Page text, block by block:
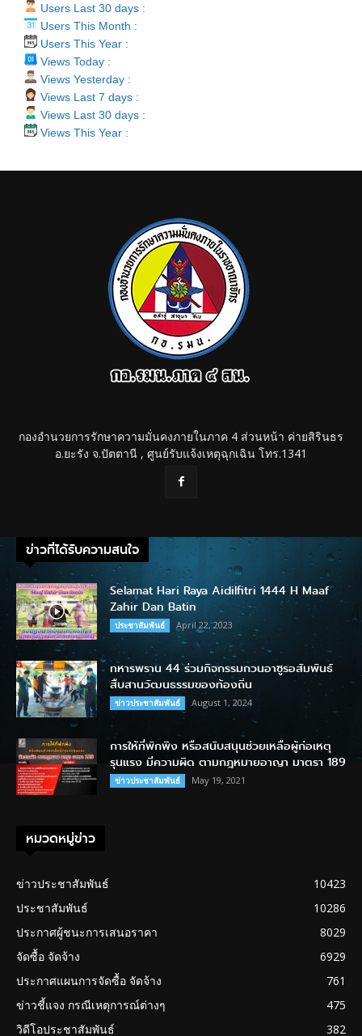
Users Last 30 days :
Users This Month :
Users This Year :
Views Today :
Views Yesterday :
Views Last 7 days :
Views Last 30 days :
Views This Year :
กองอำนวยการรักษาความมั่นคงภายในภาค 4 ส่วนหน้า ค่ายสิรินธร
อ.ยะรัง จ.ปัตตานี , ศูนย์รับแจ้งเหตุฉุกเฉิน โทร.1341
ข่าวที่ได้รับความสนใจ
Selamat Hari Raya Aidilfitri 1444 H Maaf
Zahir Dan Batin
ประชาสัมพันธ์ April 22, 2023
ทหารพราน 44 ร่วมกิจกรรมกวนอาซูรอสัมพันธ์
สืบสานวัฒนธรรมของท้องถิ่น
ข่าวประชาสัมพันธ์ August 1, 2024
การให้ที่พักพิง หรือสนับสนุนช่วยเหลือผู้ก่อเหตุ
รุนแรง มีความผิด ตามกฎหมายอาญา มาตรา 189
ข่าวประชาสัมพันธ์ May 19, 2021
หมวดหมู่ข่าว
ข่าวประชาสัมพันธ์
10423
ประชาสัมพันธ์
10286
ประกาศผู้ชนะการเสนอราคา
8029
จัดซื้อ จัดจ้าง
6929
ประกาศแผนการจัดซื้อ จัดจ้าง
761
ข่าวชี้แจง กรณีเหตุการณ์ต่างๆ
475
วิดีโอประชาสัมพันธ์
382